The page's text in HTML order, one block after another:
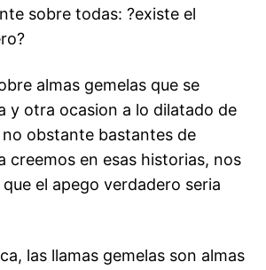
sobre todas: ?existe el
almas gemelas que se
y otra ocasion a lo dilatado de
obstante bastantes de
creemos en esas historias, nos
el apego verdadero seri­a
las llamas gemelas son almas